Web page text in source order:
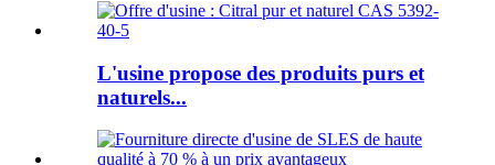
L'usine propose des produits purs et
naturels...